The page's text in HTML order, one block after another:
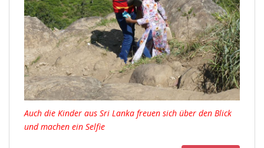
Auch die Kinder aus Sri Lanka freuen sich über den Blick
und machen ein Selfie